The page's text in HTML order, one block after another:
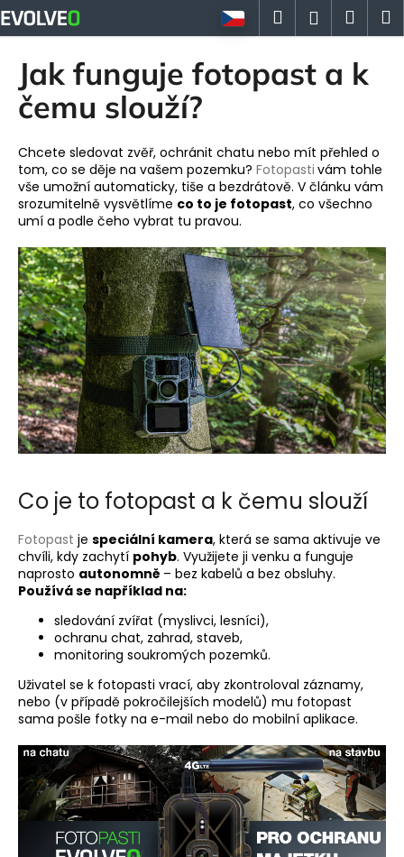
Přejít
na
obsah
Hledat
Jak funguje fotopast a k
čemu slouží?
Chcete sledovat zvěř, ochránit chatu nebo mít přehled o
tom, co se děje na vašem pozemku? Fotopasti vám tohle
vše umožní automaticky, tiše a bezdrátově. V článku vám
srozumitelně vysvětlíme co to je fotopast, co všechno
umí a podle čeho vybrat tu pravou.
Co je to fotopast a k čemu slouží
Fotopast je speciální kamera, která se sama aktivuje ve
chvíli, kdy zachytí pohyb. Využijete ji venku a funguje
naprosto autonomně – bez kabelů a bez obsluhy.
Používá se například na:
sledování zvířat (myslivci, lesníci),
ochranu chat, zahrad, staveb,
monitoring soukromých pozemků.
Uživatel se k fotopasti vrací, aby zkontroloval záznamy,
nebo (v případě pokročilejších modelů) mu fotopast
sama pošle fotky na e-mail nebo do mobilní aplikace.
K
o
C
o
p
o
t
ř
b
u
j
e
t
e
n
a
j
t
HLEDAT